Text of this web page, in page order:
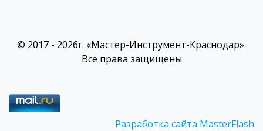
© 2017 - 2026г. «Мастер-Инструмент-Краснодар».
Все права защищены
Разработка сайта MasterFlash